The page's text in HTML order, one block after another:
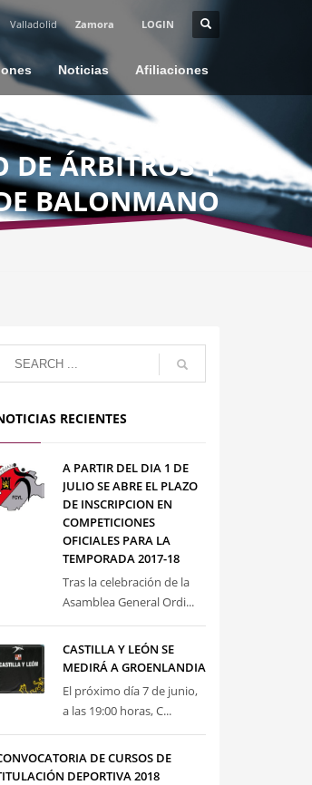
Valladolid Zamora LOGIN
Noticias Afiliaciones
DE ÁRBITROS Y
BALONMANO
VALLADOLID
RECIENTES
A PARTIR DEL DIA 1 DE
JULIO SE ABRE EL PLAZO
DE INSCRIPCION EN
COMPETICIONES
OFICIALES PARA LA
TEMPORADA 2017-18
Tras la celebración de la
Asamblea General Ordi...
CASTILLA Y LEÓN SE
MEDIRÁ A GROENLANDIA
El próximo día 7 de junio,
a las 19:00 horas, C...
DE CURSOS DE
DEPORTIVA 2018